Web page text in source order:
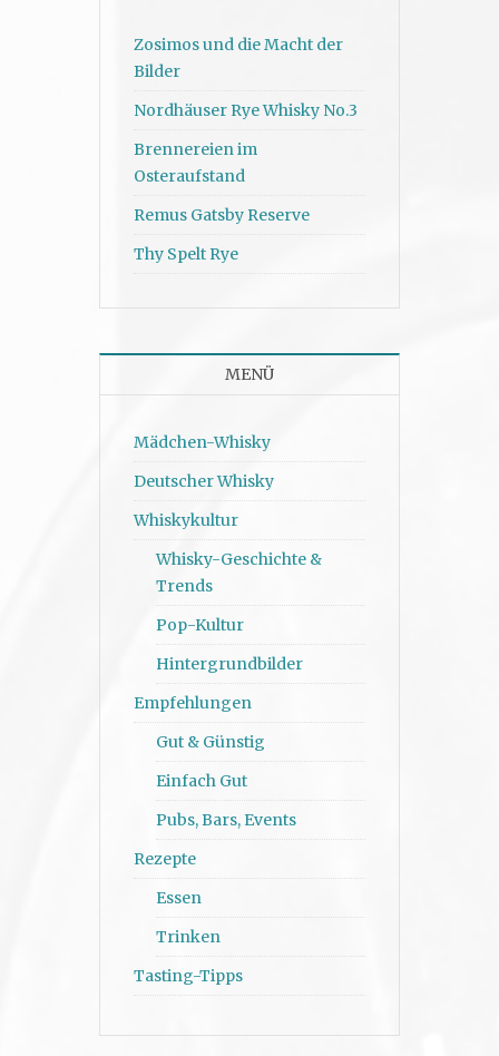
Zosimos und die Macht der
Bilder
Nordhäuser Rye Whisky No.3
Brennereien im
Osteraufstand
Remus Gatsby Reserve
Thy Spelt Rye
MENÜ
Mädchen-Whisky
Deutscher Whisky
Whiskykultur
Whisky-Geschichte &
Trends
Pop-Kultur
Hintergrundbilder
Empfehlungen
Gut & Günstig
Einfach Gut
Pubs, Bars, Events
Rezepte
Essen
Trinken
Tasting-Tipps